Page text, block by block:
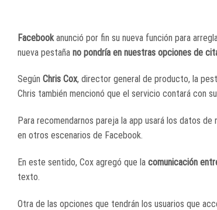
Facebook anunció por fin su nueva función para
nueva pestaña no pondría en nuestras opciones de
Según Chris Cox, director general de producto, la
Chris también mencionó que el servicio contará con
Para recomendarnos pareja la app usará los datos
en otros escenarios de Facebook.
En este sentido, Cox agregó que la comunicación
texto.
Otra de las opciones que tendrán los usuarios que